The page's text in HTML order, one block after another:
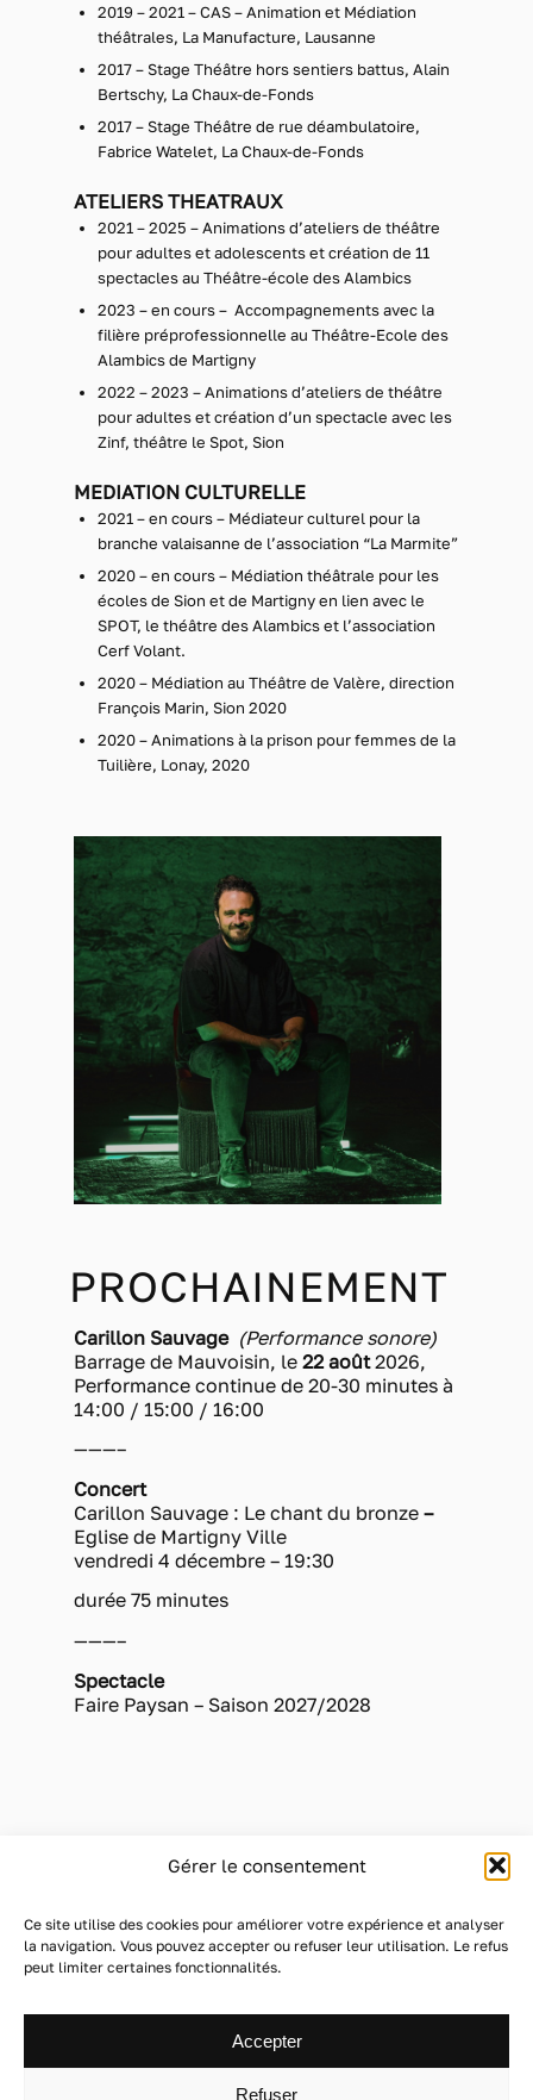
Gérer le consentement
Ce site utilise des cookies pour améliorer votre expérience et analyser
la navigation. Vous pouvez accepter ou refuser leur utilisation. Le refus
peut limiter certaines fonctionnalités.
Accepter
Refuser
PROCHAINEMENT
Carillon Sauvage (Performance sonore)
Barrage de Mauvoisin, le22 août2026,
Performance continue de 20-30 minutes à
14:00 / 15:00 / 16:00
———–
Concert
Carillon Sauvage : Le chant du bronze –
Eglise de Martigny Ville
vendredi 4 décembre – 19:30
durée 75 minutes
———–
Spectacle
Faire Paysan – Saison 2027/2028
2019 – 2021 – CAS – Animation et Médiation
théâtrales, La Manufacture, Lausanne
2017 – Stage Théâtre hors sentiers battus, Alain
Bertschy, La Chaux-de-Fonds
2017 – Stage Théâtre de rue déambulatoire,
Fabrice Watelet, La Chaux-de-Fonds
ATELIERS THEATRAUX
2021 – 2025 – Animations d’ateliers de théâtre
pour adultes et adolescents et création de 11
spectacles au Théâtre-école des Alambics
2023 – en cours – Accompagnements avec la
filière préprofessionnelle au Théâtre-Ecole des
Alambics de Martigny
2022 – 2023 – Animations d’ateliers de théâtre
pour adultes et création d’un spectacle avec les
Zinf, théâtre le Spot, Sion
MEDIATION CULTURELLE
2021 – en cours – Médiateur culturel pour la
branche valaisanne de l’association “La Marmite”
2020 – en cours – Médiation théâtrale pour les
écoles de Sion et de Martigny en lien avec le
SPOT, le théâtre des Alambics et l’association
Cerf Volant.
2020 – Médiation au Théâtre de Valère, direction
François Marin, Sion 2020
2020 – Animations à la prison pour femmes de la
Tuilière, Lonay, 2020
PROJETS